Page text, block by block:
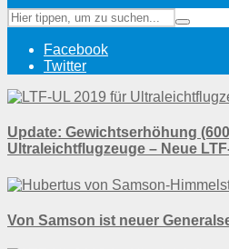
Facebook
Twitter
Update: Gewichtserhöhung
Ultraleichtflugzeuge – Neue
Von Samson ist neuer